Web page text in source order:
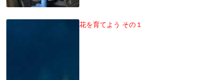
花を育てよう その１